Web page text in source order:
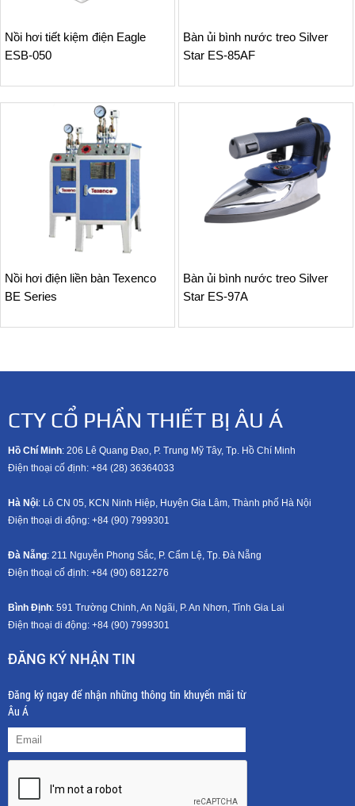
Nồi hơi tiết kiệm điện Eagle
ESB-050
Bàn ủi bình nước treo Silver
Star ES-85AF
Nồi hơi điện liền bàn Texenco
BE Series
Bàn ủi bình nước treo Silver
Star ES-97A
CTY CỔ PHẦN THIẾT BỊ ÂU Á
Hồ Chí Minh: 206 Lê Quang Đạo, P. Trung Mỹ Tây, Tp. Hồ Chí Minh
Điện thoại cố định: +84 (28) 36364033
Hà Nội: Lô CN 05, KCN Ninh Hiệp, Huyện Gia Lâm, Thành phố Hà Nội
Điện thoại di động: +84 (90) 7999301
Đà Nẵng: 211 Nguyễn Phong Sắc, P. Cẩm Lệ, Tp. Đà Nẵng
Điện thoại cố định: +84 (90) 6812276
Bình Định: 591 Trường Chinh, An Ngãi, P. An Nhơn, Tỉnh Gia Lai
Điện thoại di động: +84 (90) 7999301
ĐĂNG KÝ NHẬN TIN
Đăng ký ngay để nhận những thông tin khuyến mãi từ
Âu Á